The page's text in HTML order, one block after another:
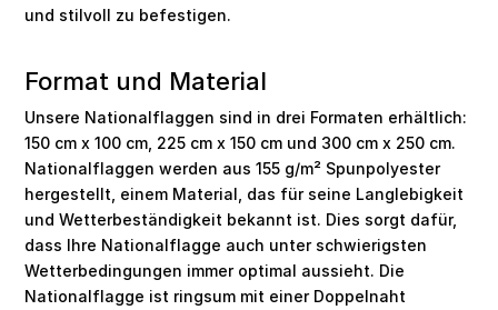
und stilvoll zu befestigen.
Format und Material
Unsere Nationalflaggen sind in drei Formaten erhältlich:
150 cm x 100 cm, 225 cm x 150 cm und 300 cm x 250 cm.
Nationalflaggen werden aus 155 g/m² Spunpolyester
hergestellt, einem Material, das für seine Langlebigkeit
und Wetterbeständigkeit bekannt ist. Dies sorgt dafür,
dass Ihre Nationalflagge auch unter schwierigsten
Wetterbedingungen immer optimal aussieht. Die
Nationalflagge ist ringsum mit einer Doppelnaht